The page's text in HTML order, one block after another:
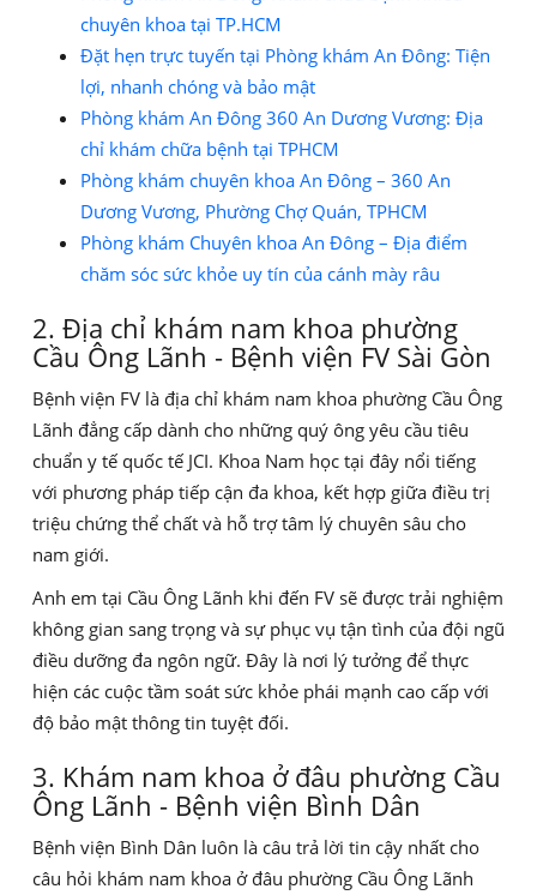
chuyên khoa tại TP.HCM
Đặt hẹn trực tuyến tại Phòng khám An Đông: Tiện
lợi, nhanh chóng và bảo mật
Phòng khám An Đông 360 An Dương Vương: Địa
chỉ khám chữa bệnh tại TPHCM
Phòng khám chuyên khoa An Đông – 360 An
Dương Vương, Phường Chợ Quán, TPHCM
Phòng khám Chuyên khoa An Đông – Địa điểm
chăm sóc sức khỏe uy tín của cánh mày râu
2. Địa chỉ khám nam khoa phường
Cầu Ông Lãnh - Bệnh viện FV Sài Gòn
Bệnh viện FV là địa chỉ khám nam khoa phường Cầu Ông
Lãnh đẳng cấp dành cho những quý ông yêu cầu tiêu
chuẩn y tế quốc tế JCI. Khoa Nam học tại đây nổi tiếng
với phương pháp tiếp cận đa khoa, kết hợp giữa điều trị
triệu chứng thể chất và hỗ trợ tâm lý chuyên sâu cho
nam giới.
Anh em tại Cầu Ông Lãnh khi đến FV sẽ được trải nghiệm
không gian sang trọng và sự phục vụ tận tình của đội ngũ
điều dưỡng đa ngôn ngữ. Đây là nơi lý tưởng để thực
hiện các cuộc tầm soát sức khỏe phái mạnh cao cấp với
độ bảo mật thông tin tuyệt đối.
3. Khám nam khoa ở đâu phường Cầu
Ông Lãnh - Bệnh viện Bình Dân
Bệnh viện Bình Dân luôn là câu trả lời tin cậy nhất cho
câu hỏi khám nam khoa ở đâu phường Cầu Ông Lãnh